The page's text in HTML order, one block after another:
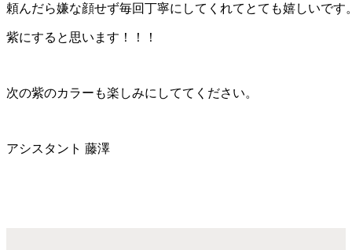
頼んだら嫌な顔せず毎回丁寧にしてくれてとても嬉しいです
紫にすると思います！！！
次の紫のカラーも楽しみにしててください。
アシスタント 藤澤